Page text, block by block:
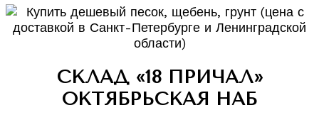
СКЛАД «18 ПРИЧАЛ»
ОКТЯБРЬСКАЯ НАБ